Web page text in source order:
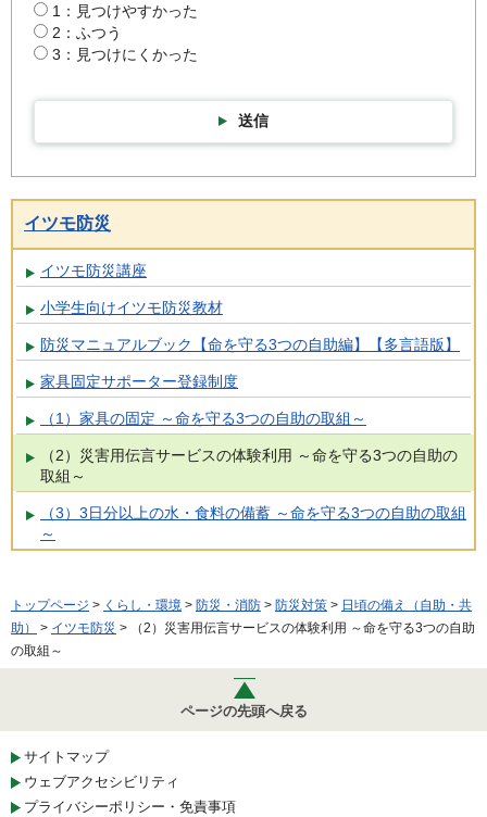
1：見つけやすかった
2：ふつう
3：見つけにくかった
送信
イツモ防災
イツモ防災講座
小学生向けイツモ防災教材
防災マニュアルブック【命を守る3つの自助編】【多言語版】
家具固定サポーター登録制度
（1）家具の固定 ～命を守る3つの自助の取組～
（2）災害用伝言サービスの体験利用 ～命を守る3つの自助の
取組～
（3）3日分以上の水・食料の備蓄 ～命を守る3つの自助の取組
～
トップページ > くらし・環境 > 防災・消防 > 防災対策 > 日頃の備え（自助・共
助）
> イツモ防災 > （2）災害用伝言サービスの体験利用 ～命を守る3つの自助
の取組～
ページの先頭へ戻る
サイトマップ
ウェブアクセシビリティ
プライバシーポリシー・免責事項